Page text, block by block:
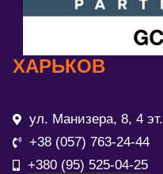
ХАРЬКОВ
ул. Манизера, 8, 4 эт.
+38 (057) 763-24-44
+380 (95) 525-04-25